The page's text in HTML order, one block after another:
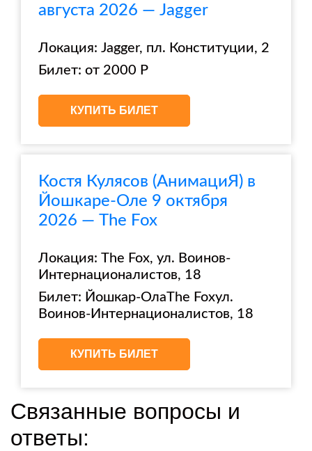
августа 2026 — Jagger
Локация: Jagger, пл. Конституции, 2
Билет: от 2000 Р
КУПИТЬ БИЛЕТ
Костя Кулясов (АнимациЯ) в
Йошкаре-Оле 9 октября
2026 — The Fox
Локация: The Fox, ул. Воинов-
Интернационалистов, 18
Билет: Йошкар-ОлаThe Foxул.
Воинов-Интернационалистов, 18
КУПИТЬ БИЛЕТ
Связанные вопросы и
ответы: